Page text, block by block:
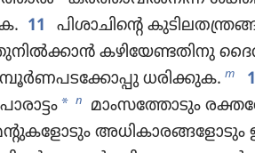
11
പിശാചിന്റെ
കഴി​യേ​ണ്ട​തി​നു
ധരിക്കുക. m
* n
മാംസത്തോ​ടും